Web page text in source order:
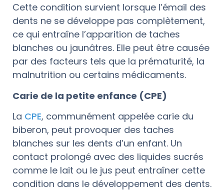
Cette condition survient lorsque l’émail des
dents ne se développe pas complètement,
ce qui entraîne l’apparition de taches
blanches ou jaunâtres. Elle peut être causée
par des facteurs tels que la prématurité, la
malnutrition ou certains médicaments.
Carie de la petite enfance (CPE)
La CPE, communément appelée carie du
biberon, peut provoquer des taches
blanches sur les dents d’un enfant. Un
contact prolongé avec des liquides sucrés
comme le lait ou le jus peut entraîner cette
condition dans le développement des dents.